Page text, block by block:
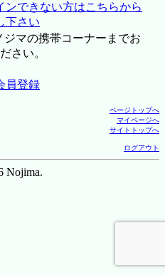
ンできない方はこちらから
下さい
マの携帯コーナーまでお
さい。
員登録
ページトップへ
マイページへ
サイトトップへ
ログアウト
Nojima.